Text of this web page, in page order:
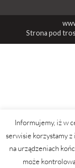
Strona pod
Informujemy, iż w
serwisie korzystamy
na urządzeniach
może